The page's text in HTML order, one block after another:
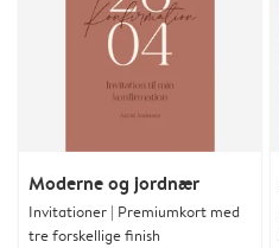
Moderne og jordnær
Invitationer | Premiumkort med
tre forskellige finish